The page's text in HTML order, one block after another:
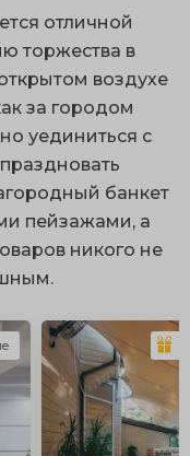
отличной
торжества в
воздухе
за городом
уединиться с
банкет
пейзажами, а
никого не